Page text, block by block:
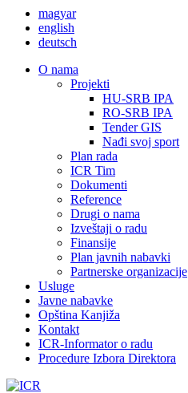
magyar
english
deutsch
О nama
Projekti
HU-SRB IPA
RO-SRB IPA
Tender GIS
Nađi svoj sport
Plan rada
ICR Tim
Dokumenti
Reference
Drugi o nama
Izveštaji o radu
Finansije
Plan javnih nabavki
Partnerske organizacije
Usluge
Javne nabavke
Opština Kanjiža
Kontakt
ICR-Informator o radu
Procedure Izbora Direktora